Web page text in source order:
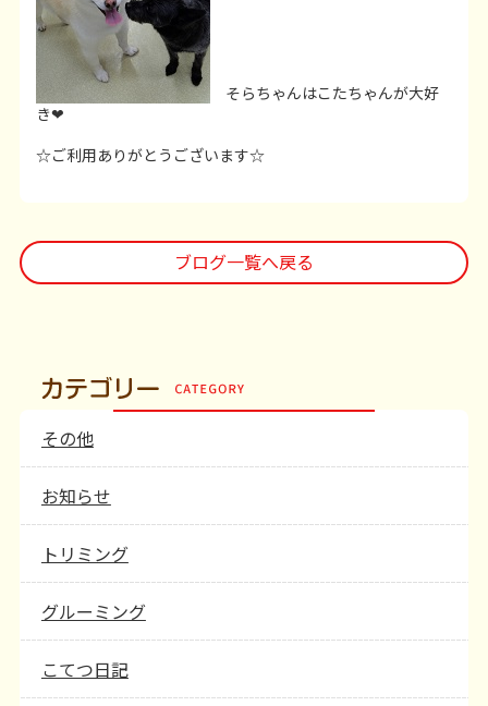
そらちゃんはこたちゃんが大好
き❤
☆ご利用ありがとうございます☆
ブログ一覧へ戻る
その他
お知らせ
トリミング
グルーミング
こてつ日記